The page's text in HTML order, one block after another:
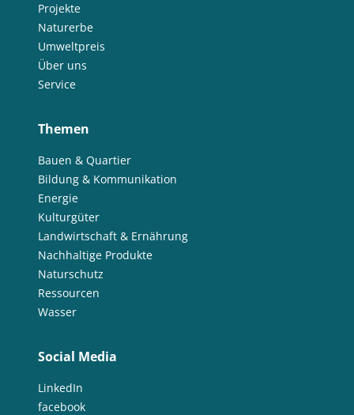
Projekte
Naturerbe
Umweltpreis
Über uns
Service
Themen
Bauen & Quartier
Bildung & Kommunikation
Energie
Kulturgüter
Landwirtschaft & Ernährung
Nachhaltige Produkte
Naturschutz
Ressourcen
Wasser
Social Media
LinkedIn
facebook